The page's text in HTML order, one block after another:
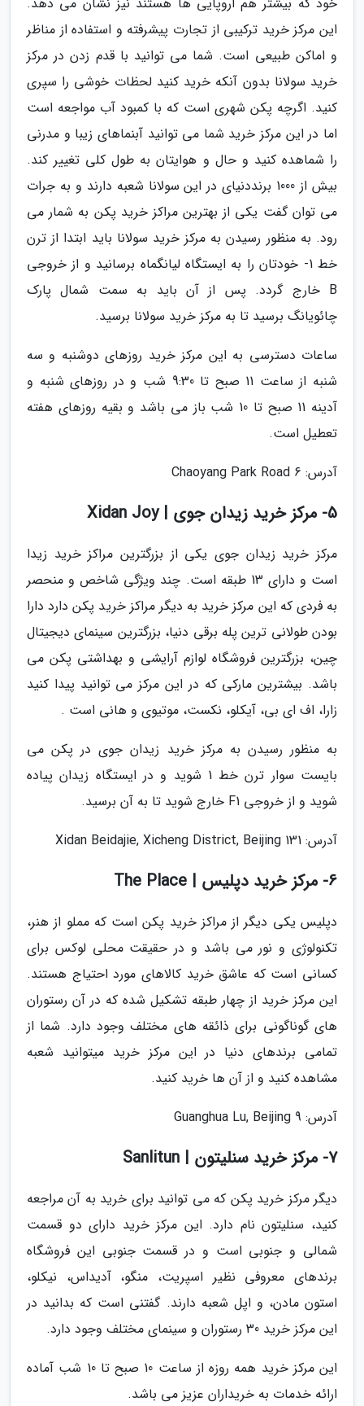
این مرکز خرید ترکیبی از تجارت پیشرفته و استفاده از مناظر
و اماکن طبیعی است. شما می توانید با قدم زدن در مرکز
خرید سولانا بدون آنکه خرید کنید لحظات خوشی را سپری
کنید. اگرچه پکن شهری است که با کمبود آب مواجعه است
اما در این مرکز خرید شما می توانید آبنماهای زیبا و مدرنی
را شماهده کنید و حال و هوایتان به طول کلی تغییر کند.
بیش از 1000 برنددنیای در این سولانا شعبه دارند و به جرات
می توان گفت یکی از بهترین مراکز خرید پکن به شمار می
رود. به منظور رسیدن به مرکز خرید سولانا باید ابتدا از ترن
خط 1- خودتان را به ایستگاه لیانگماه برسانید و از خروجی
B خارج گردد. پس از آن باید به سمت شمال پارک
چائویانگ برسید تا به مرکز خرید سولانا برسید.
ساعات دسترسی به این مرکز خرید روزهای دوشنبه و سه
شنبه از ساعت 11 صبح تا 9:30 شب و در روزهای شنبه و
آدینه 11 صبح تا 10 شب باز می باشد و بقیه روزهای هفته
تعطیل است.
آدرس: 6 Chaoyang Park Road
5- مرکز خرید زیدان جوی | Xidan Joy
مرکز خرید زیدان جوی یکی از بزرگترین مراکز خرید زیدا
است و دارای 13 طبقه است. چند ویژگی شاخص و منحصر
به فردی که این مرکز خرید به دیگر مراکز خرید پکن دارد دارا
بودن طولانی ترین پله برقی دنیا، بزرگترین سینمای دیجیتال
چین، بزرگترین فروشگاه لوازم آرایشی و بهداشتی پکن می
باشد. بیشترین مارکی که در این مرکز می توانید پیدا کنید
زارا، اف ای بی، آیکلو، نکست، موتیوی و هانی است .
به منظور رسیدن به مرکز خرید زیدان جوی در پکن می
بایست سوار ترن خط 1 شوید و در ایستگاه زیدان پیاده
شوید و از خروجی F1 خارج شوید تا به آن برسید.
آدرس: 131 Xidan Beidajie, Xicheng District, Beijing
6- مرکز خرید دپلیس | The Place
دپلیس یکی دیگر از مراکز خرید پکن است که مملو از هنر،
تکنولوژی و نور می باشد و در حقیقت محلی لوکس برای
کسانی است که عاشق خرید کالاهای مورد احتیاج هستند.
این مرکز خرید از چهار طبقه تشکیل شده که در آن رستوران
های گوناگونی برای ذائقه های مختلف وجود دارد. شما از
تمامی برندهای دنیا در این مرکز خرید میتوانید شعبه
مشاهده کنید و از آن ها خرید کنید.
آدرس: 9 Guanghua Lu, Beijing
7- مرکز خرید سنلیتون | Sanlitun
دیگر مرکز خرید پکن که می توانید برای خرید به آن مراجعه
کنید، سنلیتون نام دارد. این مرکز خرید دارای دو قسمت
شمالی و جنوبی است و در قسمت جنوبی این فروشگاه
برندهای معروفی نظیر اسپریت، منگو، آدیداس، نیکلو،
استون مادن، و اپل شعبه دارند. گفتنی است که بدانید در
این مرکز خرید 30 رستوران و سینمای مختلف وجود دارد.
این مرکز خرید همه روزه از ساعت 10 صبح تا 10 شب آماده
ارائه خدمات به خریداران عزیز می باشد.